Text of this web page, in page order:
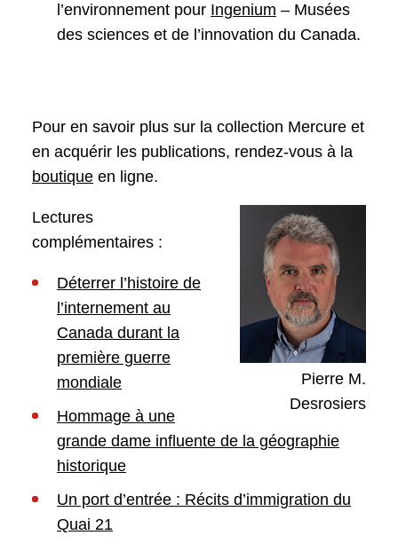
l’environnement pour Ingenium – Musées
des sciences et de l’innovation du Canada.
Pour en savoir plus sur la collection Mercure et
en acquérir les publications, rendez-vous à la
boutique en ligne.
Pierre M.
Desrosiers
Lectures
complémentaires :
Déterrer l’histoire de
l’internement au
Canada durant la
première guerre
mondiale
Hommage à une
grande dame influente de la géographie
historique
Un port d’entrée : Récits d’immigration du
Quai 21